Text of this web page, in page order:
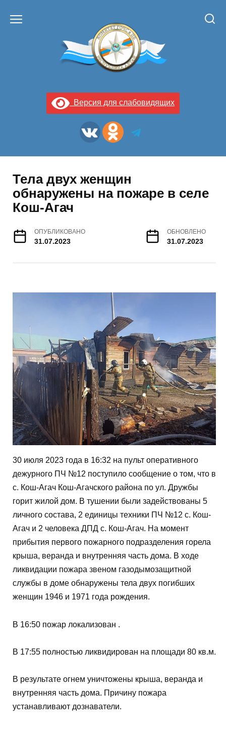
Версия для слабовидящих
Тела двух женщин
обнаружены на пожаре в селе
Кош-Агач
ОПУБЛИКОВАНО
31.07.2023
ОБНОВЛЕНО
31.07.2023
30 июля 2023 года в 16:32 на пульт оперативного
дежурного ПЧ №12 поступило сообщение о том, что в
с. Кош-Агач Кош-Агачского района по ул. Дружбы
горит жилой дом. В тушении были задействованы 5
личного состава, 2 единицы техники ПЧ №12 с. Кош-
Агач и 2 человека ДПД с. Кош-Агач. На момент
прибытия первого пожарного подразделения горела
крыша, веранда и внутренняя часть дома. В ходе
ликвидации пожара звеном газодымозащитной
службы в доме обнаружены тела двух погибших
женщин 1946 и 1971 года рождения.
В 16:50 пожар локализован .
В 17:55 полностью ликвидирован на площади 80 кв.м.
В результате огнем уничтожены крыша, веранда и
внутренняя часть дома. Причину пожара
устанавливают дознаватели.